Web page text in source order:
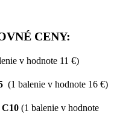
CENY:
v hodnote 11 €)
(1 balenie v hodnote 16 €)
(1 balenie v hodnote